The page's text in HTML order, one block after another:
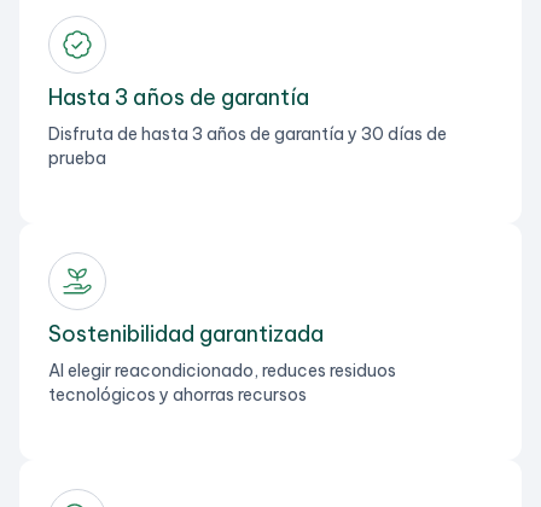
Hasta 3 años de garantía
Disfruta de hasta 3 años de garantía y 30 días de
prueba
Sostenibilidad garantizada
Al elegir reacondicionado, reduces residuos
tecnológicos y ahorras recursos